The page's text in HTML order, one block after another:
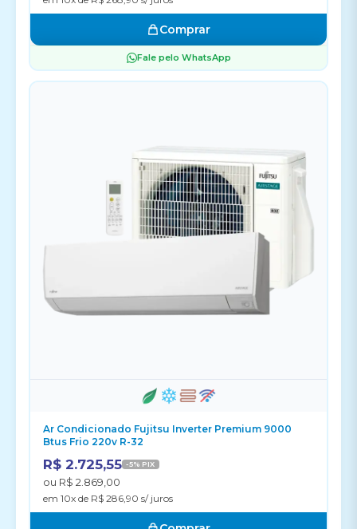
Comprar
Fale pelo WhatsApp
Ar Condicionado Fujitsu Inverter Premium 9000
Btus Frio 220v R-32
R$ 2.725,55 -5% PIX
ou R$ 2.869,00
em 10x de R$ 286,90 s/ juros